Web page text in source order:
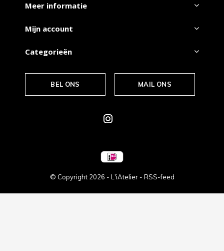
Meer informatie
Mijn account
Categorieën
BEL ONS MAIL ONS
© Copyright 2026 - L'iAtelier - RSS-feed